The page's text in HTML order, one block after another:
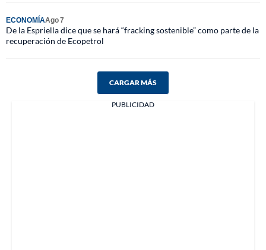
ECONOMÍAAgo 7
De la Espriella dice que se hará “fracking sostenible” como parte de la
recuperación de Ecopetrol
CARGAR MÁS
PUBLICIDAD